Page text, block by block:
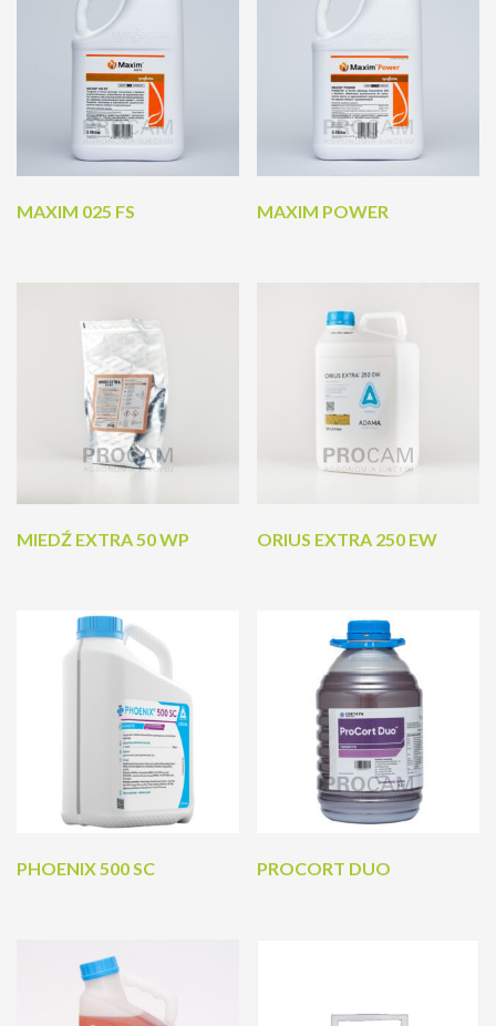
MAXIM 025 FS MAXIM POWER
MIEDŹ EXTRA 50 WP ORIUS EXTRA 250 EW
PHOENIX 500 SC PROCORT DUO